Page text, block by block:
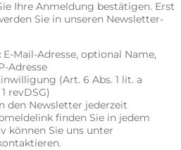
Ihre Anmeldung bestätigen. Erst
Sie in unseren Newsletter-
E-Mail-Adresse, optional Name,
Adresse
(Art. 6 Abs. 1 lit. a
revDSG)
den Newsletter jederzeit
finden Sie in jedem
können Sie uns unter